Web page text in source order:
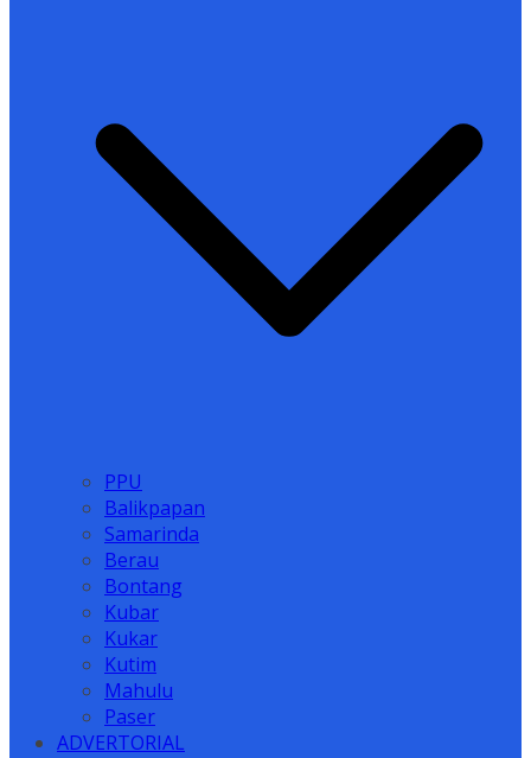
PPU
Balikpapan
Samarinda
Berau
Bontang
Kubar
Kukar
Kutim
Mahulu
Paser
ADVERTORIAL